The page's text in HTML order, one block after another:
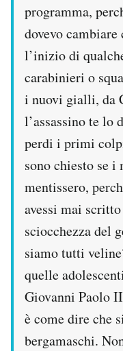
programma,
dovevo
l’inizio di
carabinieri o
i nuovi gialli, da
l’assassino te lo
perdi i primi
sono chiesto se
mentissero,
avessi mai
sciocchezza del
siamo tutti
quelle
Giovanni Paolo
è come dire che
bergamaschi.